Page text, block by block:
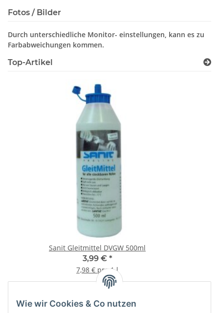
Wie wir Cookies & Co nutzen
Fotos / Bilder
Durch unterschiedliche Monitor- einstellungen, kann es zu
Farbabweichungen kommen.
Top-Artikel
Sanit Gleitmittel DVGW 500ml
3,99 € *
7,98 € pro 1 l